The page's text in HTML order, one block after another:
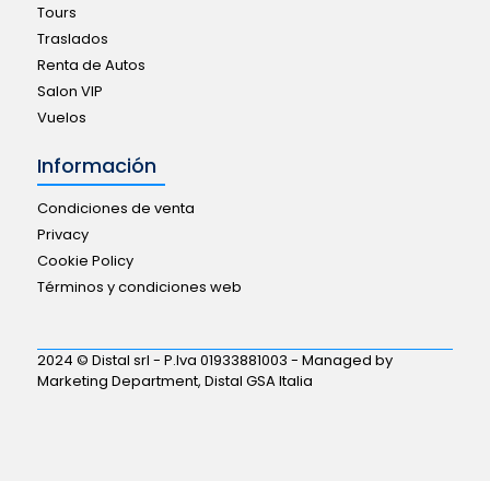
Tours
Traslados
Renta de Autos
Salon VIP
Vuelos
Información
Condiciones de venta
Privacy
Cookie Policy
Términos y condiciones web
2024 © Distal srl - P.Iva 01933881003 - Managed by
Marketing Department, Distal GSA Italia